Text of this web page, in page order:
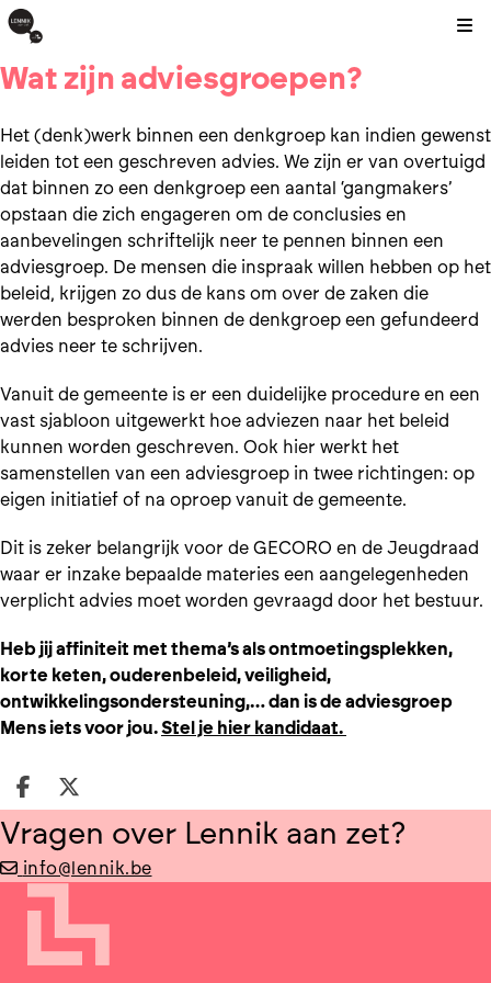
Wat zijn adviesgroepen?
Het (denk)werk binnen een denkgroep kan indien gewenst
leiden tot een geschreven advies. We zijn er van overtuigd
dat binnen zo een denkgroep een aantal ‘gangmakers’
opstaan die zich engageren om de conclusies en
aanbevelingen schriftelijk neer te pennen binnen een
adviesgroep. De mensen die inspraak willen hebben op het
beleid, krijgen zo dus de kans om over de zaken die
werden besproken binnen de denkgroep een gefundeerd
advies neer te schrijven.
Vanuit de gemeente is er een duidelijke procedure en een
vast sjabloon uitgewerkt hoe adviezen naar het beleid
kunnen worden geschreven. Ook hier werkt het
samenstellen van een adviesgroep in twee richtingen: op
eigen initiatief of na oproep vanuit de gemeente.
Dit is zeker belangrijk voor de GECORO en de Jeugdraad
waar er inzake bepaalde materies een aangelegenheden
verplicht advies moet worden gevraagd door het bestuur.
Heb jij affiniteit met thema’s als ontmoetingsplekken,
korte keten, ouderenbeleid, veiligheid,
ontwikkelingsondersteuning,… dan is de adviesgroep
Mens iets voor jou.Stel je hier kandidaat.
Deel op facebook
Deel op X
Vragen over Lennik aan zet?
info@lennik.be